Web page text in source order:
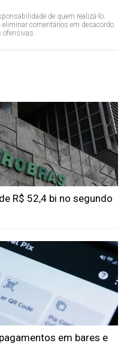
de quem realizá-lo.
eliminar comentários em desacordo
ofensivas.
R$ 52,4 bi no segundo
em bares e